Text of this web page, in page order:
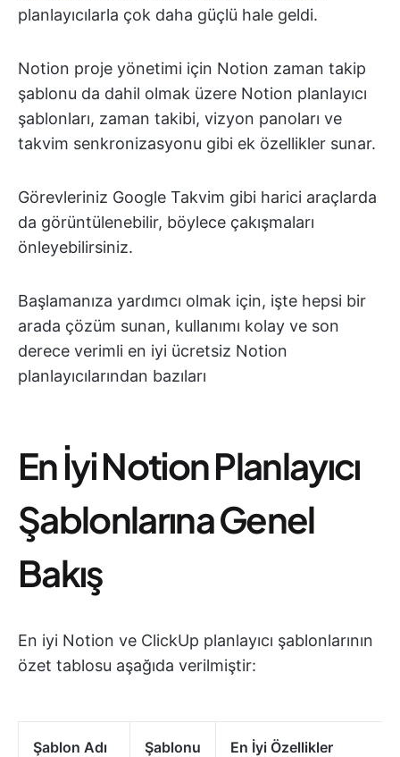
planlayıcılarla çok daha güçlü hale geldi.
Notion proje yönetimi için Notion zaman takip
şablonu da dahil olmak üzere Notion planlayıcı
şablonları, zaman takibi, vizyon panoları ve
takvim senkronizasyonu gibi ek özellikler sunar.
Görevleriniz Google Takvim gibi harici araçlarda
da görüntülenebilir, böylece çakışmaları
önleyebilirsiniz.
Başlamanıza yardımcı olmak için, işte hepsi bir
arada çözüm sunan, kullanımı kolay ve son
derece verimli en iyi ücretsiz Notion
planlayıcılarından bazıları
En İyi Notion Planlayıcı
Şablonlarına Genel
Bakış
En iyi Notion ve ClickUp planlayıcı şablonlarının
özet tablosu aşağıda verilmiştir:
Şablon Adı
Şablonu
En İyi Özellikler